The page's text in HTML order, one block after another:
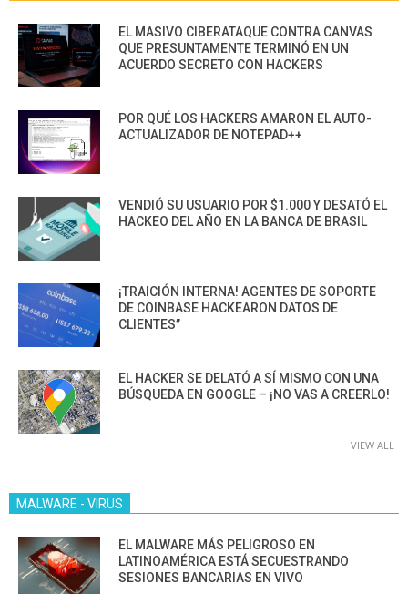
EL MASIVO CIBERATAQUE CONTRA CANVAS
QUE PRESUNTAMENTE TERMINÓ EN UN
ACUERDO SECRETO CON HACKERS
POR QUÉ LOS HACKERS AMARON EL AUTO-
ACTUALIZADOR DE NOTEPAD++
VENDIÓ SU USUARIO POR $1.000 Y DESATÓ EL
HACKEO DEL AÑO EN LA BANCA DE BRASIL
¡TRAICIÓN INTERNA! AGENTES DE SOPORTE
DE COINBASE HACKEARON DATOS DE
CLIENTES”
EL HACKER SE DELATÓ A SÍ MISMO CON UNA
BÚSQUEDA EN GOOGLE – ¡NO VAS A CREERLO!
VIEW ALL
MALWARE - VIRUS
EL MALWARE MÁS PELIGROSO EN
LATINOAMÉRICA ESTÁ SECUESTRANDO
SESIONES BANCARIAS EN VIVO